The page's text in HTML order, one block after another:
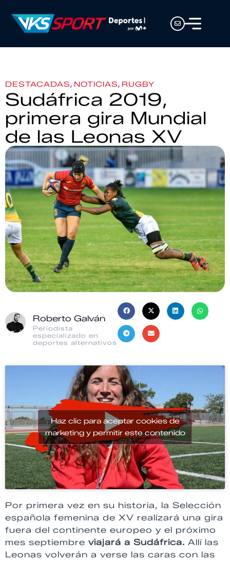
DESTACADAS, NOTICIAS, RUGBY
Sudáfrica 2019,
primera gira Mundial
de las Leonas XV
Roberto Galván
Periodista
especializado en
deportes alternativos
Haz clic para aceptar cookies de
marketing y permitir este contenido
Por primera vez en su historia, la Selección
española femenina de XV realizará una gira
fuera del continente europeo y el próximo
mes septiembre viajará a Sudáfrica. Allí las
Leonas volverán a verse las caras con las